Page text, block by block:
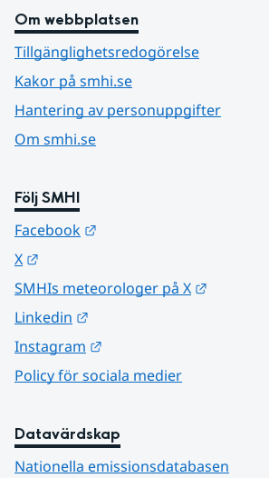
Om webbplatsen
Tillgänglighetsredogörelse
Kakor på smhi.se
Hantering av personuppgifter
Om smhi.se
Följ SMHI
Facebook
X
SMHIs meteorologer på X
Linkedin
Instagram
Policy för sociala medier
Datavärdskap
Nationella emissionsdatabasen